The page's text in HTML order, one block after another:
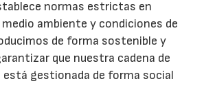
normas estrictas en
ambiente y condiciones de
de forma sostenible y
que nuestra cadena de
gestionada de forma social